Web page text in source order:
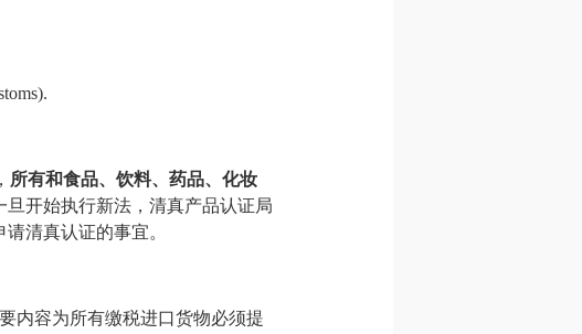
所有和食品、饮料、药品、化妆
旦开始执行新法，清真产品认证局
清真认证的事宜。
内容为所有缴税进口货物必须提